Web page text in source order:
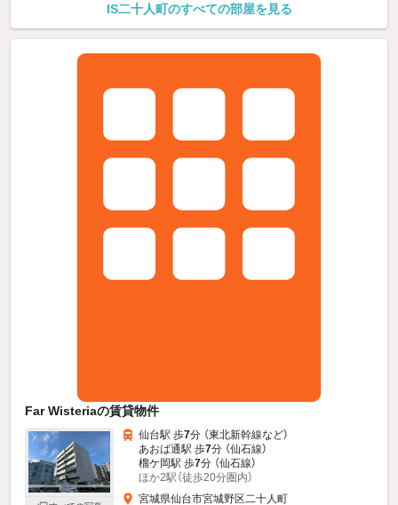
IS二十人町のすべての部屋を見る
Far Wisteriaの賃貸物件
仙台駅 歩7分 （東北新幹線など）
あおば通駅 歩7分 （仙石線）
榴ケ岡駅 歩7分 （仙石線）
ほか2駅（徒歩20分圏内）
宮城県仙台市宮城野区二十人町